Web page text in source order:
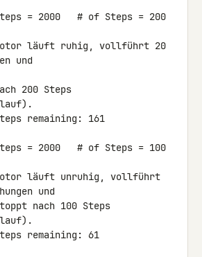
= 2000   # of Steps = 200
und
= 2000   # of Steps = 100
und